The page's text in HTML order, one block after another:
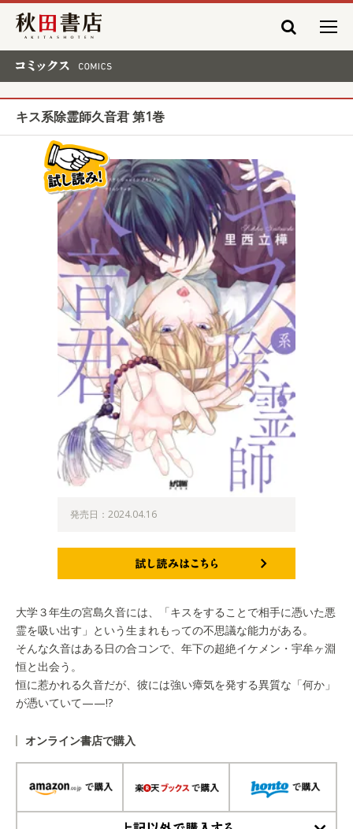
秋田書店
キス系除霊師久音君 第1巻
発売日：2024.04.16
大学３年生の宮島久音には、「キスをすることで相手に憑いた悪
霊を吸い出す」という生まれもっての不思議な能力がある。
そんな久音はある日の合コンで、年下の超絶イケメン・宇牟ヶ淵
恒と出会う。
恒に惹かれる久音だが、彼には強い瘴気を発する異質な「何か」
が憑いていて——!?
オンライン書店で購入